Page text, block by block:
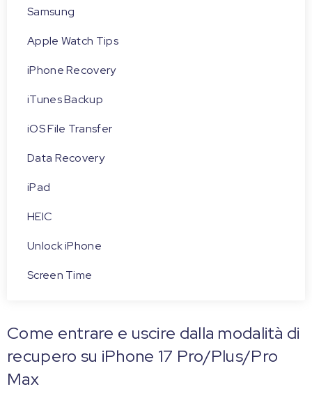
Samsung
Apple Watch Tips
iPhone Recovery
iTunes Backup
iOS File Transfer
Data Recovery
iPad
HEIC
Unlock iPhone
Screen Time
Come entrare e uscire dalla modalità di
recupero su iPhone 17 Pro/Plus/Pro
Max